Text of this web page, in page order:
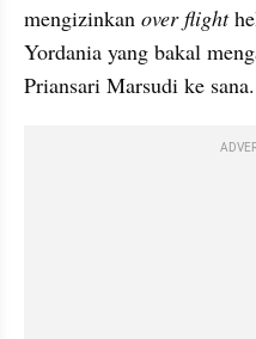
mengizinkan over flight
Yordania yang bakal
Priansari Marsudi ke sana.